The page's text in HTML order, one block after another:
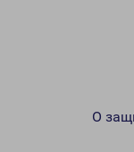
О